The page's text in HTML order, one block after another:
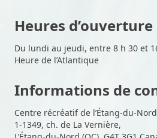
Heures d’ouverture
Du lundi au jeudi, entre 8 h 30 et
Heure de l’Atlantique
Informations de
Centre récréatif de l’Étang-du-
1-1349, ch. de La Vernière,